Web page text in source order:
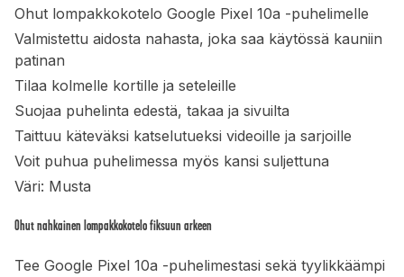
Ohut lompakkokotelo Google Pixel 10a -puhelimelle
Valmistettu aidosta nahasta, joka saa käytössä kauniin
patinan
Tilaa kolmelle kortille ja seteleille
Suojaa puhelinta edestä, takaa ja sivuilta
Taittuu käteväksi katselutueksi videoille ja sarjoille
Voit puhua puhelimessa myös kansi suljettuna
Väri: Musta
Ohut nahkainen lompakkokotelo fiksuun arkeen
Tee Google Pixel 10a -puhelimestasi sekä tyylikkäämpi